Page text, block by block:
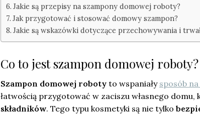
Jakie są przepisy na szampony domowej roboty?
Jak przygotować i stosować domowy szampon?
Jakie są wskazówki dotyczące przechowywania i
Co to jest szampon domowej roboty?
Szampon domowej roboty to wspaniały sposób
łatwością przygotować w zaciszu własnego domu,
składników. Tego typu kosmetyki są nie tylko